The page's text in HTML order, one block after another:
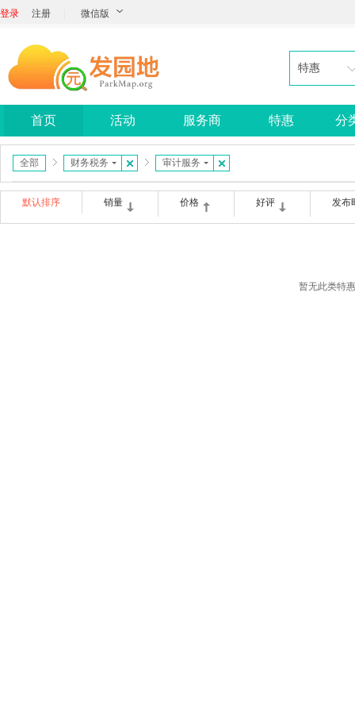
登录 注册 微信版
特惠
首页 活动 服务商 特惠 分
全部 财务税务 审计服务
默认排序 销量 价格 好评 发布
暂无此类特